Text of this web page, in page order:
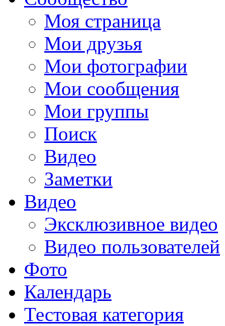
Моя страница
Мои друзья
Мои фотографии
Мои сообщения
Мои группы
Поиск
Видео
Заметки
Видео
Эксклюзивное видео
Видео пользователей
Фото
Календарь
Тестовая категория